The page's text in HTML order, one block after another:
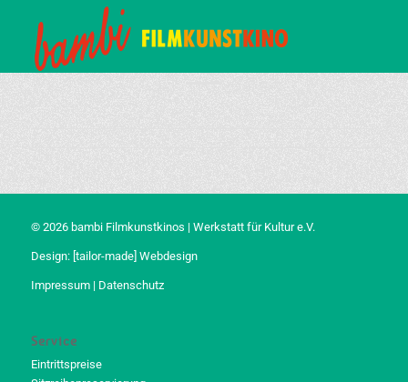
© 2026 bambi Filmkunstkinos | Werkstatt für Kultur e.V.
Design: [tailor-made] Webdesign
Impressum| Datenschutz
Service
Eintrittspreise